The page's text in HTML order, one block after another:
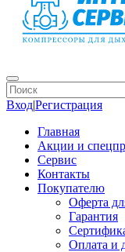
Вход|Регистрация
Главная
Акции и
Сервис
Контакты
Покупателю
Оферта
Гарантия
Оплата и